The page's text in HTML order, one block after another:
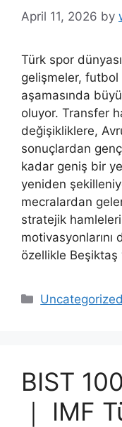
April 11, 2026 by
Türk spor
gelişmeler,
aşamasında
oluyor. Transfer
değişikliklere,
sonuçlardan
kadar geniş bir
yeniden
mecralardan
stratejik
motivasyonlarını
özellikle
Categories
Uncategorized
BIST
｜ IMF